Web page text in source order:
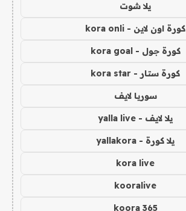
يلا شوت
كورة اون لاين - kora onli
كورة جول - kora goal
كورة ستار - kora star
سوريا لايف
يلا لايف - yalla live
يلا كورة - yallakora
kora live
kooralive
koora 365